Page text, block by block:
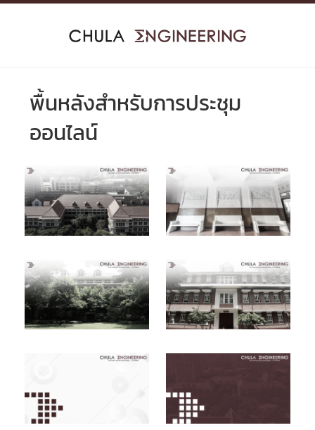
Skip
พื้นหลังสำหรับการประชุม
ออนไลน์